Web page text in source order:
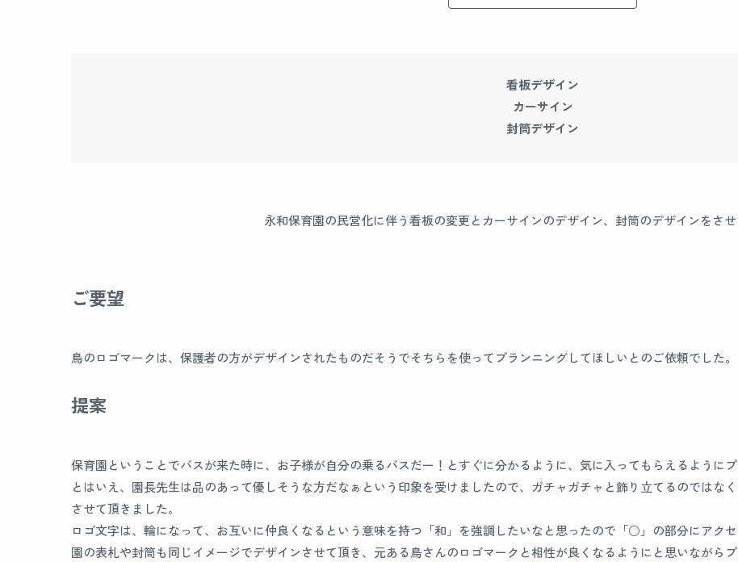
看板デザイン
カーサイン
封筒デザイン
永和保育園の民営化に伴う看板の変更とカーサインのデザイン、封筒のデザインをさせ
ご要望
鳥のロゴマークは、保護者の方がデザインされたものだそうでそちらを使ってプランニングしてほしいとのご依頼でした。
提案
保育園ということでバスが来た時に、お子様が自分の乗るバスだー！とすぐに分かるように、気に入ってもらえるようにプ
とはいえ、園長先生は品のあって優しそうな方だなぁという印象を受けましたので、ガチャガチャと飾り立てるのではな
させて頂きました。
ロゴ文字は、輪になって、お互いに仲良くなるという意味を持つ「和」を強調したいなと思ったので「○」の部分にアクセ
園の表札や封筒も同じイメージでデザインさせて頂き、元ある鳥さんのロゴマークと相性が良くなるようにと思いながら